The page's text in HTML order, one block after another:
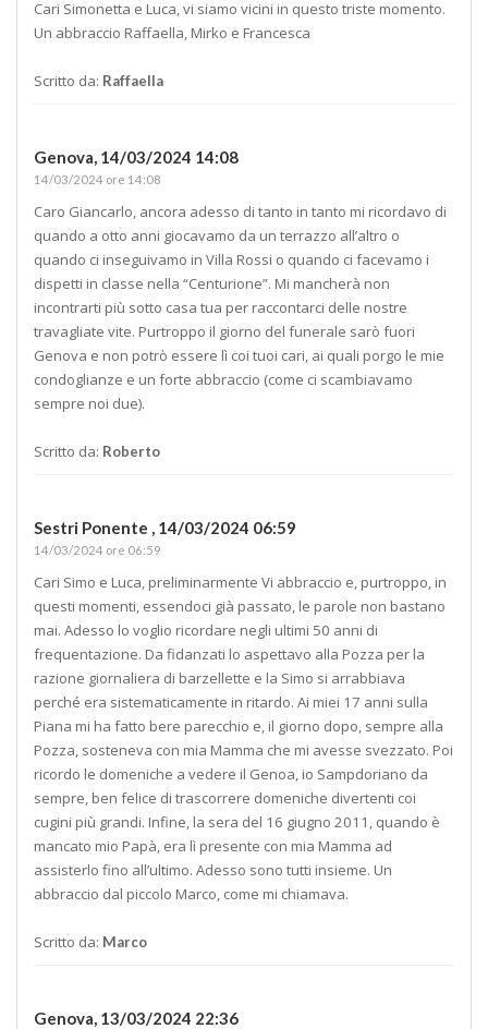
Cari Simonetta e Luca, vi siamo vicini in questo triste momento.
Un abbraccio Raffaella, Mirko e Francesca
Scritto da: Raffaella
Genova, 14/03/2024 14:08
14/03/2024 ore 14:08
Caro Giancarlo, ancora adesso di tanto in tanto mi ricordavo di
quando a otto anni giocavamo da un terrazzo all’altro o
quando ci inseguivamo in Villa Rossi o quando ci facevamo i
dispetti in classe nella “Centurione”. Mi mancherà non
incontrarti più sotto casa tua per raccontarci delle nostre
travagliate vite. Purtroppo il giorno del funerale sarò fuori
Genova e non potrò essere lì coi tuoi cari, ai quali porgo le mie
condoglianze e un forte abbraccio (come ci scambiavamo
sempre noi due).
Scritto da: Roberto
Sestri Ponente , 14/03/2024 06:59
14/03/2024 ore 06:59
Cari Simo e Luca, preliminarmente Vi abbraccio e, purtroppo, in
questi momenti, essendoci già passato, le parole non bastano
mai. Adesso lo voglio ricordare negli ultimi 50 anni di
frequentazione. Da fidanzati lo aspettavo alla Pozza per la
razione giornaliera di barzellette e la Simo si arrabbiava
perché era sistematicamente in ritardo. Ai miei 17 anni sulla
Piana mi ha fatto bere parecchio e, il giorno dopo, sempre alla
Pozza, sosteneva con mia Mamma che mi avesse svezzato. Poi
ricordo le domeniche a vedere il Genoa, io Sampdoriano da
sempre, ben felice di trascorrere domeniche divertenti coi
cugini più grandi. Infine, la sera del 16 giugno 2011, quando è
mancato mio Papà, era lì presente con mia Mamma ad
assisterlo fino all’ultimo. Adesso sono tutti insieme. Un
abbraccio dal piccolo Marco, come mi chiamava.
Scritto da: Marco
Genova, 13/03/2024 22:36